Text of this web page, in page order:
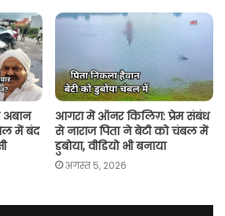
में बंद
आगरा में ऑनर किलिग़: प्रेम संबंध
से नाराज पिता ने बेटी को चंबल में
डुबोया, वीडियो भी बनाया
अगस्त 5, 2026